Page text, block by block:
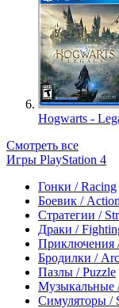
Hogwarts -
Смотреть все
Игры PlayStation 4
Гонки / Racing
Боевик / Action
Стратегии /
Драки /
Приключения
Бродилки /
Пазлы / Puzzle
Музыкальные
Симуляторы /